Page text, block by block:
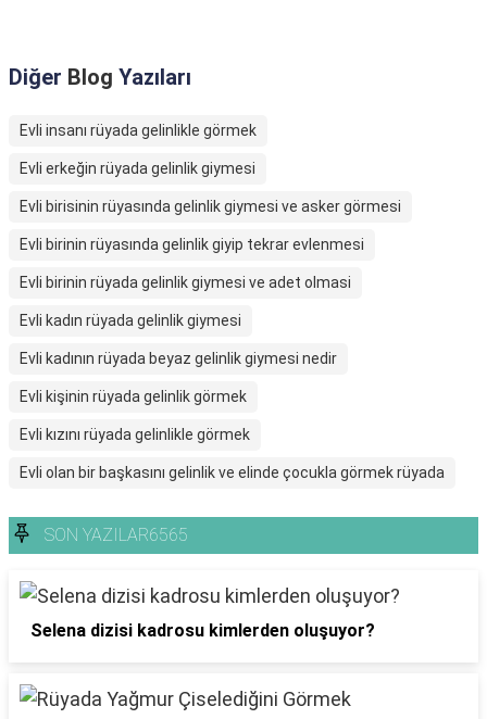
Diğer Blog Yazıları
Evli insanı rüyada gelinlikle görmek
Evli erkeğin rüyada gelinlik giymesi
Evli birisinin rüyasında gelinlik giymesi ve asker görmesi
Evli birinin rüyasında gelinlik giyip tekrar evlenmesi
Evli birinin rüyada gelinlik giymesi ve adet olmasi
Evli kadın rüyada gelinlik giymesi
Evli kadının rüyada beyaz gelinlik giymesi nedir
Evli kişinin rüyada gelinlik görmek
Evli kızını rüyada gelinlikle görmek
Evli olan bir başkasını gelinlik ve elinde çocukla görmek rüyada
SON YAZILAR6565
Selena dizisi kadrosu kimlerden oluşuyor?